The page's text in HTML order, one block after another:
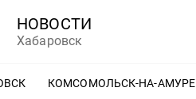
НОВОСТИ
Хабаровск
ЕЩЕ
КОМСОМОЛЬСК-НА-АМУРЕ